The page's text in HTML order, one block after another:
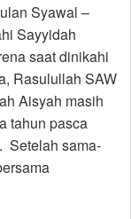
Syawal –
Sayyidah
saat dinikahi
Rasulullah SAW
Aisyah masih
tahun pasca
Setelah sama-